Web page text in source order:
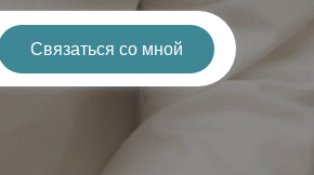
Связаться со мной